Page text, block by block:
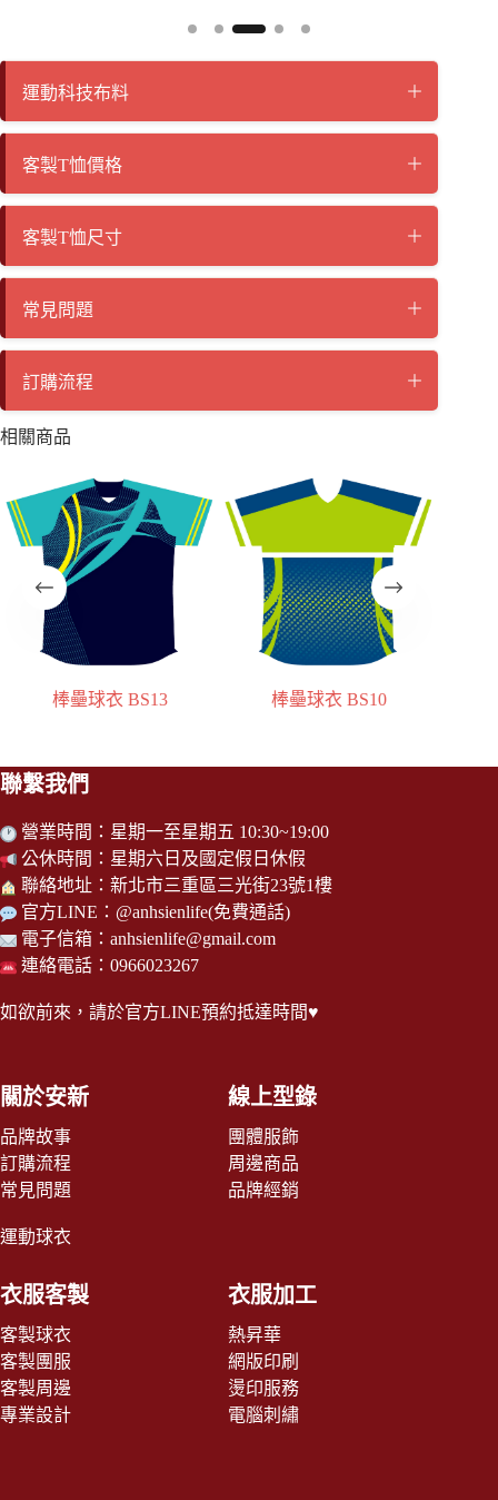
運動科技布料
客製T恤價格
客製T恤尺寸
常見問題
訂購流程
相關商品
棒壘球衣 BS10 棒壘球衣 BS18
聯繫我們
營業時間：星期一至星期五 10:30~19:00
公休時間：星期六日及國定假日休假
聯絡地址：新北市三重區三光街23號1樓
官方LINE： @anhsienlife(免費通話)
電子信箱： anhsienlife@gmail.com
連絡電話：0966023267
如欲前來，請於官方LINE預約抵達時間♥
關於安新 線上型錄
品牌故事
訂購流程
常見問題
運動球衣
團體服飾
周邊商品
品牌經銷
衣服客製 衣服加工
客製球衣
客製團服
客製周邊
專業設計
熱昇華
網版印刷
燙印服務
電腦刺繡